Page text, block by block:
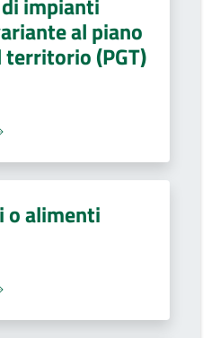
al piano
(PGT)
o alimenti